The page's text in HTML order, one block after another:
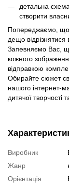
детальна
створити
Попереджаємо, що
дещо відрізнятися
Запевняємо Вас,
кожного
відправкою
Обирайте сюжет
нашого інтернет-
дитячої творчості
Виробник
Жанр
Орієнтація